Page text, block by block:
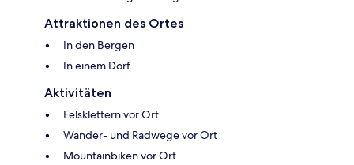
Attraktionen des Ortes
In den Bergen
In einem Dorf
Aktivitäten
Felsklettern vor Ort
Wander- und Radwege vor Ort
Mountainbiken vor Ort